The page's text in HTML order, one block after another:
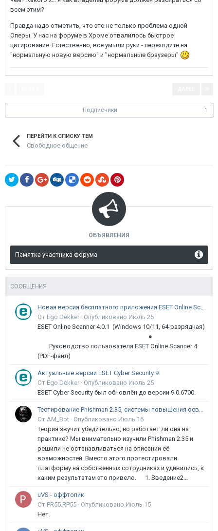
всем этим?
Правда надо отметить, что это не только проблема одной
Оперы. У нас на форуме в Хроме отвалилось быстрое
цитирование. Естественно, все умыли руки - переходите на
"нормальную новую версию" и "нормальные браузеры"
Подписчики 1
ПЕРЕЙТИ К СПИСКУ ТЕМ
Свободное общение
ОБЪЯВЛЕНИЯ
Памятка участника форума
СООБЩЕНИЯ
Новая версия бесплатного приложения ESET Online Scanner доступна пользователям
От Ego Dekker · Опубликовано Июль 25
ESET Online Scanner 4.0.1 (Windows 10/11, 64-разрядная)
●
Руководство пользователя ESET Online Scanner 4
(PDF-файл)
Актуальные версии ESET Cyber Security 9
От Ego Dekker · Опубликовано Июль 25
ESET Cyber Security был обновлён до версии 9.0.6700.
Тестирование Phishman 2.35, системы повышения осведомлённости пользователей в сфере ИБ
От AM_Bot · Опубликовано Июль 16
Теория звучит убедительно, но работает ли она на
практике? Мы внимательно изучили Phishman 2.35 и
решили не останавливаться на описании её
возможностей. Вместо этого протестировали
платформу на собственных сотрудниках и удивились, к
каким результатам это привело. 1. Введение2...
uVS - оффтопик
От PR55.RP55 · Опубликовано Июль 15
Нет.